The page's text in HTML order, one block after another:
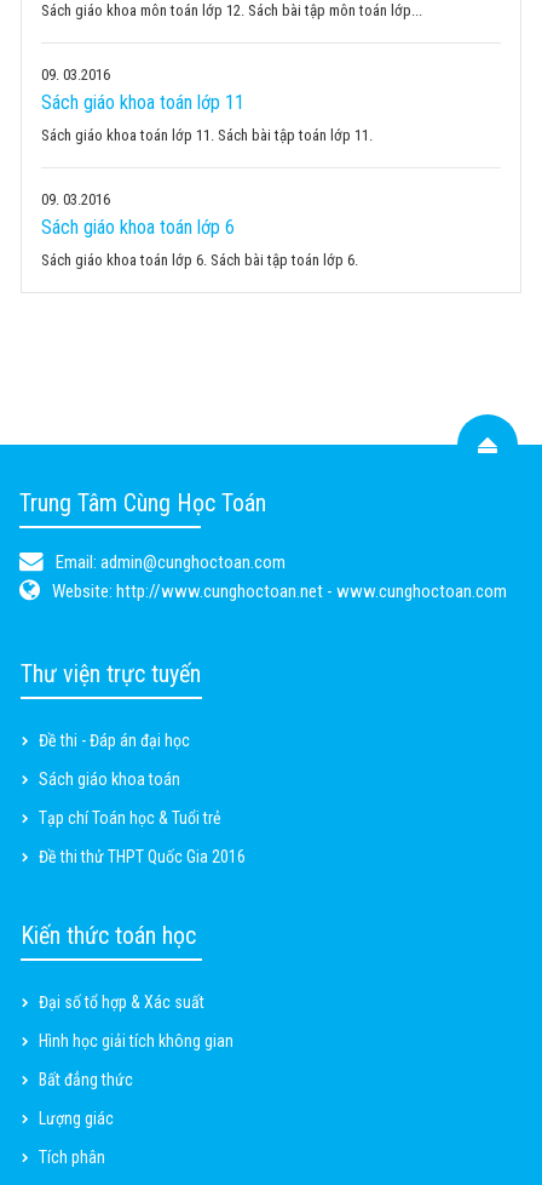
Sách giáo khoa môn toán lớp 12. Sách bài tập môn toán lớp...
09 03.2016
Sách giáo khoa toán lớp 11
Sách giáo khoa toán lớp 11. Sách bài tập toán lớp 11.
09 03.2016
Sách giáo khoa toán lớp 6
Sách giáo khoa toán lớp 6. Sách bài tập toán lớp 6.
Trung Tâm Cùng Học Toán
Email: admin@cunghoctoan.com
Website: http://www.cunghoctoan.net - www.cunghoctoan.com
Thư viện trực tuyến
Đề thi - Đáp án đại học
Sách giáo khoa toán
Tạp chí Toán học & Tuổi trẻ
Đề thi thử THPT Quốc Gia 2016
Kiến thức toán học
Đại số tổ hợp & Xác suất
Hình học giải tích không gian
Bất đẳng thức
Lượng giác
Tích phân